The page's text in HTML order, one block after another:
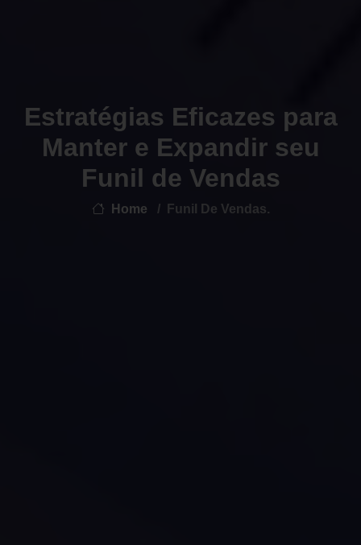
Estratégias Eficazes para
Manter e Expandir seu
Funil de Vendas
Home Funil De Vendas.